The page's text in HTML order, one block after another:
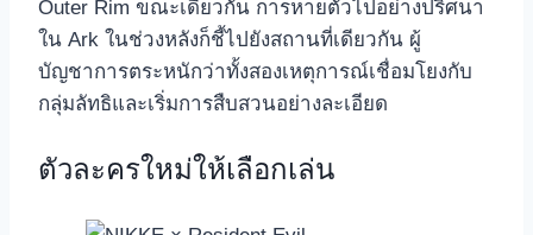
Outer Rim ขณะเดียวกัน การหายตัวไปอย่างปริศนา
ใน Ark ในช่วงหลังก็ชี้ไปยังสถานที่เดียวกัน ผู้
บัญชาการตระหนักว่าทั้งสองเหตุการณ์เชื่อมโยงกับ
กลุ่มลัทธิและเริ่มการสืบสวนอย่างละเอียด
ตัวละครใหม่ให้เลือกเล่น